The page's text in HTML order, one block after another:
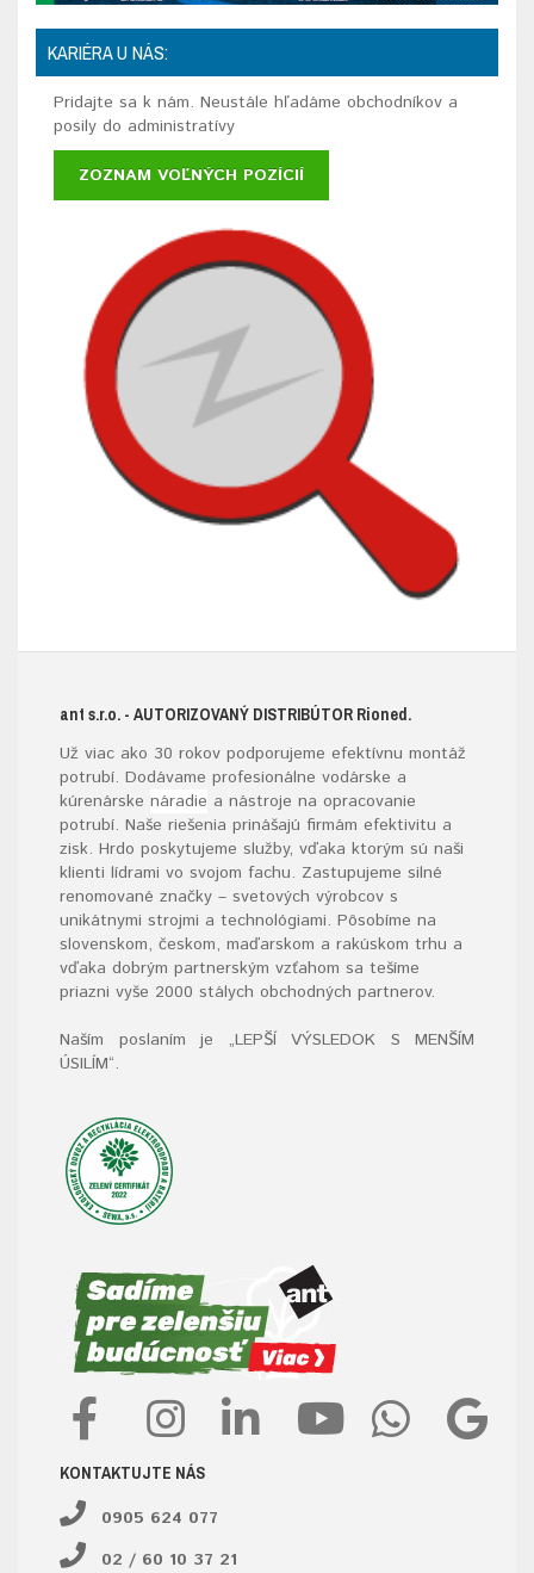
KARIÉRA U NÁS:
Pridajte sa k nám. Neustále hľadáme obchodníkov a
posily do administratívy
ZOZNAM VOĽNÝCH POZÍCIÍ
ant s.r.o. - AUTORIZOVANÝ DISTRIBÚTOR Rioned.
Už viac ako 30 rokov podporujeme efektívnu montáž
potrubí. Dodávame profesionálne vodárske a
kúrenárske náradie a nástroje na opracovanie
potrubí. Naše riešenia prinášajú firmám efektivitu a
zisk. Hrdo poskytujeme služby, vďaka ktorým sú naši
klienti lídrami vo svojom fachu. Zastupujeme silné
renomované značky – svetových výrobcov s
unikátnymi strojmi a technológiami. Pôsobíme na
slovenskom, českom, maďarskom a rakúskom trhu a
vďaka dobrým partnerským vzťahom sa tešíme
priazni vyše 2000 stálych obchodných partnerov.
Naším poslaním je „LEPŠÍ VÝSLEDOK S MENŠÍM
ÚSILÍM“.
KONTAKTUJTE NÁS
0905 624 077
02 / 60 10 37 21